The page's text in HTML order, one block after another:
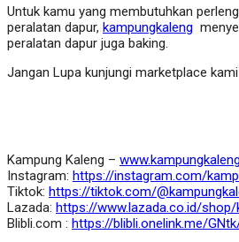
Untuk kamu yang membutuhkan
peralatan dapur, kampungkaleng
peralatan dapur juga baking.
Jangan Lupa kunjungi marketplace
Kampung Kaleng –
Instagram: https://instagram.com/
Tiktok: https://tiktok.com/
Lazada: https://www.lazada.co.id/
Blibli.com : https://blibli.onelink.me/